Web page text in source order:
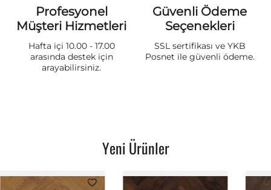
Profesyonel
Müşteri Hizmetleri
Hafta içi 10.00 - 17.00
arasında destek için
arayabilirsiniz.
Güvenli Ödeme
Seçenekleri
SSL sertifikası ve YKB
Posnet ile güvenli ödeme.
Yeni Ürünler